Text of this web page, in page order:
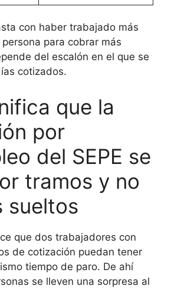
con haber trabajado más
para cobrar más
del escalón en el que se
cotizados.
que la
por
del SEPE se
tramos y no
sueltos
que dos trabajadores con
de cotización puedan tener
tiempo de paro. De ahí
se lleven una sorpresa al